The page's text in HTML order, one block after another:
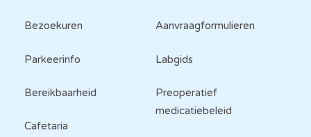
Bezoekuren
Parkeerinfo
Bereikbaarheid
Cafetaria
Aanvraagformulieren
Labgids
Preoperatief
medicatiebeleid